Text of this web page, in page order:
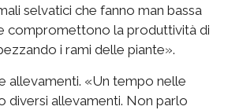
selvatici che fanno man bassa
compromettono la produttività di
i rami delle piante».
allevamenti. «Un tempo nelle
diversi allevamenti. Non parlo